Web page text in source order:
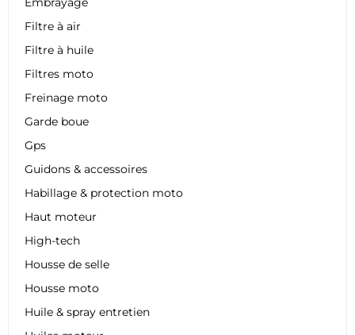
Filtre à air
Filtre à huile
Filtres moto
Freinage moto
Garde boue
Gps
Guidons & accessoires
Habillage & protection moto
Haut moteur
High-tech
Housse de selle
Housse moto
Huile & spray entretien